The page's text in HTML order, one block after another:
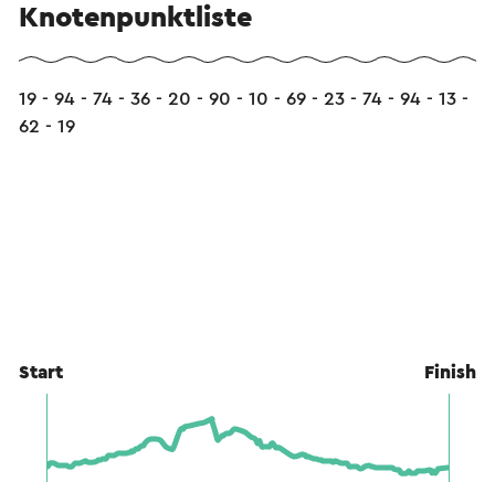
Knotenpunktliste
19 - 94 - 74 - 36 - 20 - 90 - 10 - 69 - 23 - 74 - 94 - 13 -
62 - 19
Start Finish